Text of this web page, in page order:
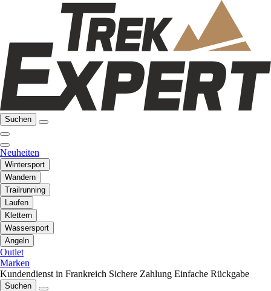
Suchen
Neuheiten
Wintersport
Wandern
Trailrunning
Laufen
Klettern
Wassersport
Angeln
Outlet
Marken
Kundendienst in Frankreich Sichere Zahlung Einfache Rückgabe
Suchen